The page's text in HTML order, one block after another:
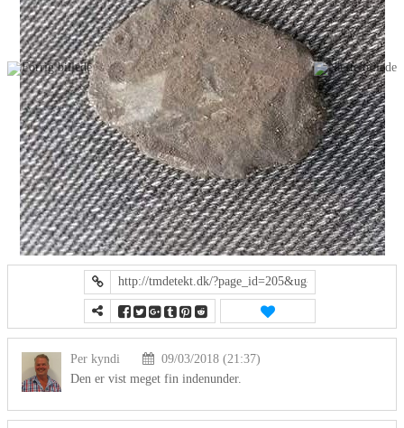
Per kyndi
09/03/2018 (21:37)
Den er vist meget fin indenunder.